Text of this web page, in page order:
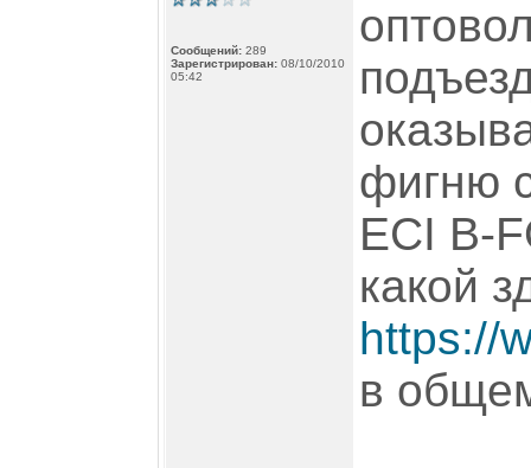
Сообщений: 289
Зарегистрирован: 08/10/2010
05:42
фигню
ECI B-
какой
https://
в